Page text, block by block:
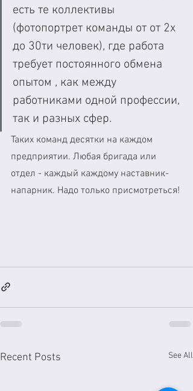
есть те коллективы
(фотопортрет команды от от 2х
до 30ти человек), где работа
требует постоянного обмена
опытом , как между
работниками одной профессии,
так и разных сфер.
Таких команд десятки на каждом
предприятии. Любая бригада или
отдел - каждый каждому наставник-
напарник. Надо только присмотреться!
Recent Posts See All